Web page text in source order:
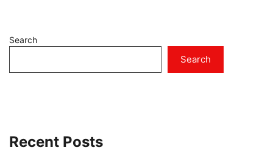
Search
Search
Recent Posts